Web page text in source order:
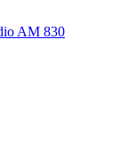
AM 830